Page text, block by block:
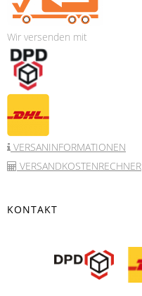
Wir versenden mit
VERSANINFORMATIONEN
VERSANDKOSTENRECHNER
KONTAKT